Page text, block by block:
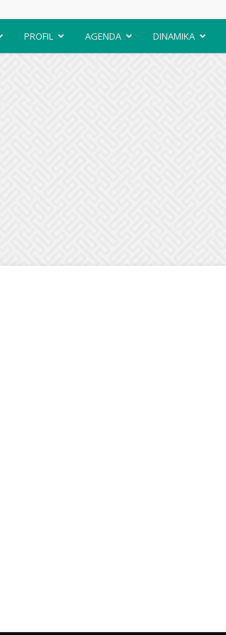
PROFIL AGENDA DINAMIKA